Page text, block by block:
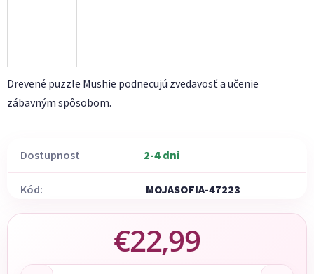
Drevené puzzle Mushie podnecujú zvedavosť a učenie
zábavným spôsobom.
Dostupnosť 2-4 dni
Kód: MOJASOFIA-47223
€22,99
Jednotková cena: